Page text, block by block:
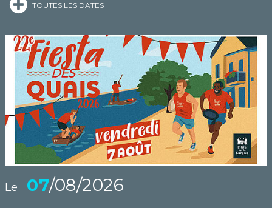
TOUTES LES DATES
Le 07/08/2026